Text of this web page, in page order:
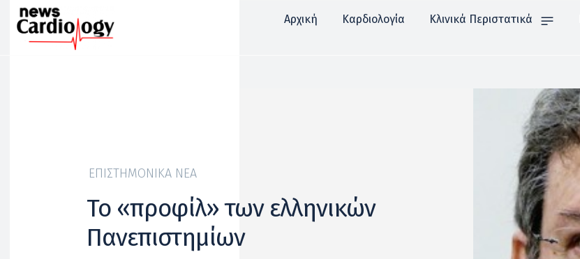
Αρχική Καρδιολογία Κλινικά Περιστατικά
ΕΠΙΣΤΗΜΟΝΙΚΆ ΝΈΑ
Το «προφίλ» των ελληνικών
Πανεπιστημίων